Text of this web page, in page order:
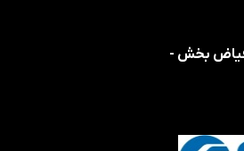
فیاض بخش -